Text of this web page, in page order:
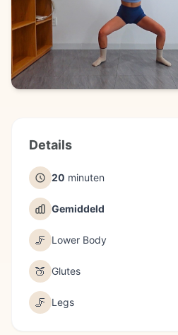
Details
20 minuten
Gemiddeld
🦵 Lower Body
🍑 Glutes
🦵 Legs